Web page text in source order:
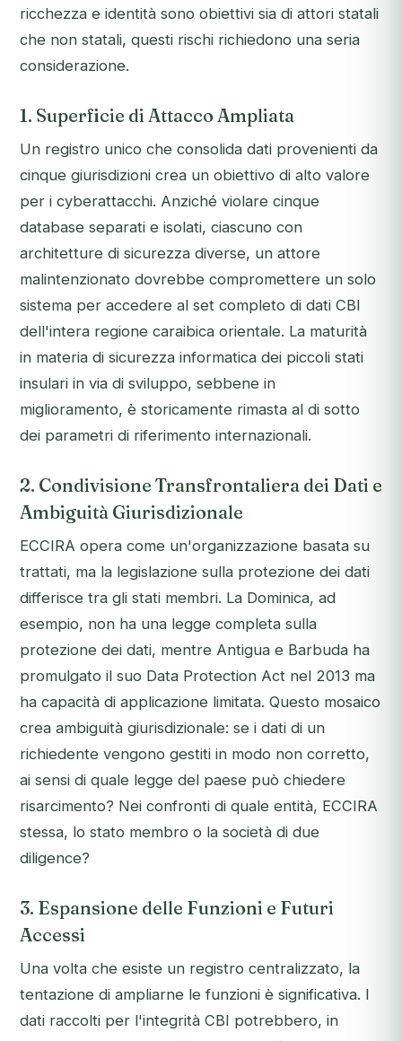
ricchezza e identità sono obiettivi sia di attori statali
che non statali, questi rischi richiedono una seria
considerazione.
1. Superficie di Attacco Ampliata
Un registro unico che consolida dati provenienti da
cinque giurisdizioni crea un obiettivo di alto valore
per i cyberattacchi. Anziché violare cinque
database separati e isolati, ciascuno con
architetture di sicurezza diverse, un attore
malintenzionato dovrebbe compromettere un solo
sistema per accedere al set completo di dati CBI
dell'intera regione caraibica orientale. La maturità
in materia di sicurezza informatica dei piccoli stati
insulari in via di sviluppo, sebbene in
miglioramento, è storicamente rimasta al di sotto
dei parametri di riferimento internazionali.
2. Condivisione Transfrontaliera dei Dati e
Ambiguità Giurisdizionale
ECCIRA opera come un'organizzazione basata su
trattati, ma la legislazione sulla protezione dei dati
differisce tra gli stati membri. La Dominica, ad
esempio, non ha una legge completa sulla
protezione dei dati, mentre Antigua e Barbuda ha
promulgato il suo Data Protection Act nel 2013 ma
ha capacità di applicazione limitata. Questo mosaico
crea ambiguità giurisdizionale: se i dati di un
richiedente vengono gestiti in modo non corretto,
ai sensi di quale legge del paese può chiedere
risarcimento? Nei confronti di quale entità, ECCIRA
stessa, lo stato membro o la società di due
diligence?
3. Espansione delle Funzioni e Futuri
Accessi
Una volta che esiste un registro centralizzato, la
tentazione di ampliarne le funzioni è significativa. I
dati raccolti per l'integrità CBI potrebbero, in